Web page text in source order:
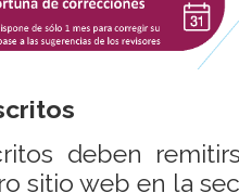
deben
sitio web en la